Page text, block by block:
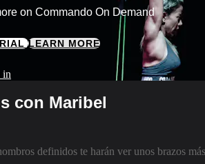
on Commando On Demand
LEARN MORE
in
con Maribel
definidos te harán ver unos brazos